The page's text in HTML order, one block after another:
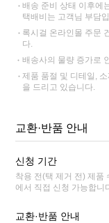
배송 준비 상태 이후에
택배비는 고객님 부담
록시걸 온라인몰 주문
다.
배송사의 물량 증가로
제품 품절 및 디테일,
을 드리고 있습니다.
교환·반품 안내
신청 기간
착용 전(택 제거 전) 제품
에서 직접 신청 가능합니
교환·반품 안내